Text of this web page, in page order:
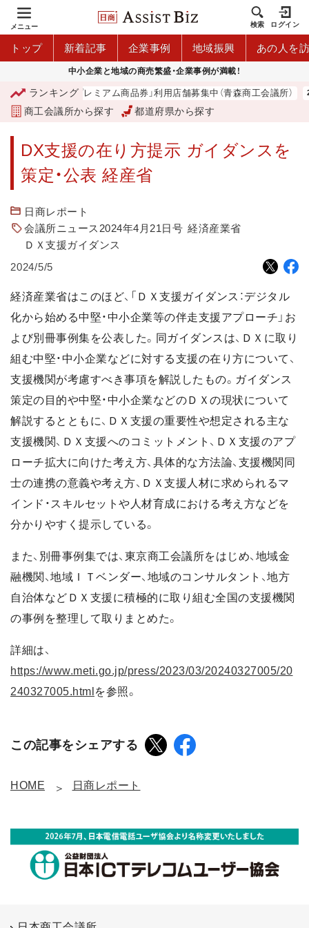
メニュー 検索 ログイン
トップ 新着記事 企業事例 地域振興 あの人を
中小企業と地域の商売繁盛・企業事例が満載！
ランキング
「青森市プレミアム商品券」利用店舗募集中（青森商工会議所）
商工会議所から探す 都道府県から探す
DX支援の在り方提示 ガイダンスを
策定・公表 経産省
日商レポート
会議所ニュース2024年4月21日号 経済産業省
ＤＸ支援ガイダンス
2024/5/5
経済産業省はこのほど、「ＤＸ支援ガイダンス：デジタル
化から始める中堅・中小企業等の伴走支援アプローチ」お
よび別冊事例集を公表した。同ガイダンスは、ＤＸに取り
組む中堅・中小企業などに対する支援の在り方について、
支援機関が考慮すべき事項を解説したもの。ガイダンス
策定の目的や中堅・中小企業などのＤＸの現状について
解説するとともに、ＤＸ支援の重要性や想定される主な
支援機関、ＤＸ支援へのコミットメント、ＤＸ支援のアプ
ローチ拡大に向けた考え方、具体的な方法論、支援機関同
士の連携の意義や考え方、ＤＸ支援人材に求められるマ
インド・スキルセットや人材育成における考え方などを
分かりやすく提示している。
また、別冊事例集では、東京商工会議所をはじめ、地域金
融機関、地域ＩＴベンダー、地域のコンサルタント、地方
自治体などＤＸ支援に積極的に取り組む全国の支援機関
の事例を整理して取りまとめた。
詳細は、
https://www.meti.go.jp/press/2023/03/20240327005/20
240327005.html を参照。
この記事をシェアする
HOME 日商レポート